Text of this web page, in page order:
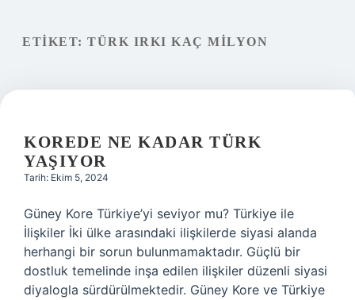
ETIKET: TÜRK IRKI KAÇ MILYON
KOREDE NE KADAR TÜRK
YAŞIYOR
Tarih: Ekim 5, 2024
Güney Kore Türkiye’yi seviyor mu? Türkiye ile
İlişkiler İki ülke arasındaki ilişkilerde siyasi alanda
herhangi bir sorun bulunmamaktadır. Güçlü bir
dostluk temelinde inşa edilen ilişkiler düzenli siyasi
diyalogla sürdürülmektedir. Güney Kore ve Türkiye